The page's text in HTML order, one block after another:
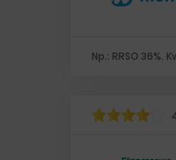
Np.: RRSO 36%.